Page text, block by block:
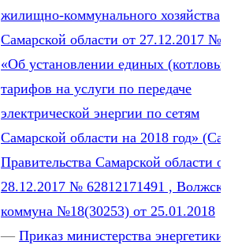
жилищно-коммунального хозяйства
Самарской области от 27.12.2017
«Об установлении единых
тарифов на услуги по передаче
электрической энергии по сетям
Самарской области на 2018 год»
Правительства Самарской области
28.12.2017 № 62812171491 ,
коммуна №18(30253) от 25.01.2018
— Приказ министерства